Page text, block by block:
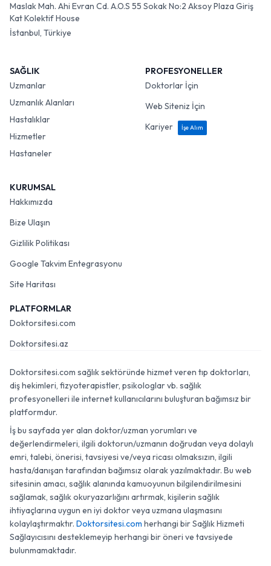
Maslak Mah. Ahi Evran Cd. A.O.S 55 Sokak No:2 Aksoy Plaza Giriş
Kat Kolektif House
İstanbul, Türkiye
SAĞLIK
Uzmanlar
Uzmanlık Alanları
Hastalıklar
Hizmetler
Hastaneler
PROFESYONELLER
Doktorlar İçin
Web Siteniz İçin
Kariyer
İşe Alım
KURUMSAL
Hakkımızda
Bize Ulaşın
Gizlilik Politikası
Google Takvim Entegrasyonu
Site Haritası
PLATFORMLAR
Doktorsitesi.com
Doktorsitesi.az
Doktorsitesi.com sağlık sektöründe hizmet veren tıp doktorları,
diş hekimleri, fizyoterapistler, psikologlar vb. sağlık
profesyonelleri ile internet kullanıcılarını buluşturan bağımsız bir
platformdur.
İş bu sayfada yer alan doktor/uzman yorumları ve
değerlendirmeleri, ilgili doktorun/uzmanın doğrudan veya dolaylı
emri, talebi, önerisi, tavsiyesi ve/veya ricası olmaksızın, ilgili
hasta/danışan tarafından bağımsız olarak yazılmaktadır. Bu web
sitesinin amacı, sağlık alanında kamuoyunun bilgilendirilmesini
sağlamak, sağlık okuryazarlığını artırmak, kişilerin sağlık
ihtiyaçlarına uygun en iyi doktor veya uzmana ulaşmasını
kolaylaştırmaktır. Doktorsitesi.com herhangi bir Sağlık Hizmeti
Sağlayıcısını desteklemeyip herhangi bir öneri ve tavsiyede
bulunmamaktadır.